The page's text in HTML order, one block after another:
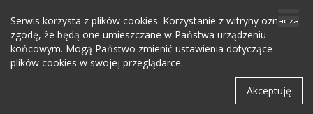
Serwis korzysta z plików cookies. Korzystanie z witryny oznacza
zgodę, że będą one umieszczane w Państwa urządzeniu
końcowym. Mogą Państwo zmienić ustawienia dotyczące
plików cookies w swojej przeglądarce.
Akceptuję